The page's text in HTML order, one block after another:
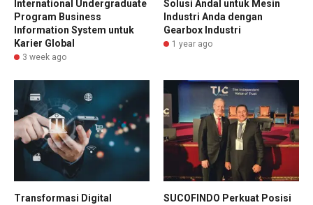
International Undergraduate
Program Business
Information System untuk
Karier Global
3 week ago
Solusi Andal untuk Mesin
Industri Anda dengan
Gearbox Industri
1 year ago
Transformasi Digital
SUCOFINDO Perkuat Posisi